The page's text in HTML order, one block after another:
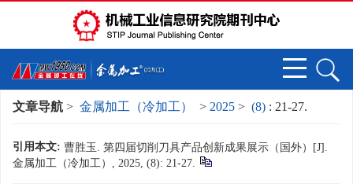
文章导航 > 金属加工（冷加工） > 2025 > (8) : 21-27.
引用本文: 曹胜玉. 第四届切削刀具产品创新成果展示（国外）[J].
金属加工（冷加工）, 2025, (8): 21-27.